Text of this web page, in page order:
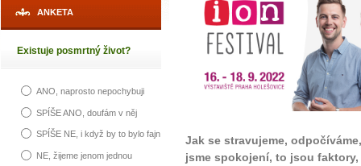
ANKETA
Existuje posmrtný život?
ANO, naprosto nepochybuji
SPÍŠE ANO, doufám v něj
SPÍŠE NE, i když by to bylo fajn
NE, žijeme jenom jednou
Jak se stravujeme,
jsme spokojení, to jsou